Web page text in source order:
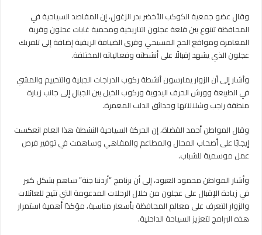
وقال عضو جمعية الكوكب الأخضر بدر الزغول، إن المقاصد السياحية في
المحافظة تتنوع بين قلعة عجلون التاريخية ومحمية غابات عجلون وقرية
المغامرة ومواقع الحج المسيحي وقرى الضيافة الريفية إضافة إلى تلفريك
عجلون الذي يشهد إقبالًا على أنشطته وفعالياته المختلفة.
وأشار إلى أن الزوار يمارسون أنشطة ركوب الدراجات الجبلية والتخييم والمشي
في الطبيعة وورش الحرف اليدوية وركوب الخيل بين الجبال إلى جانب زيارة
منطقة راجب وشلالاتها وحدائق الدلب المعمرة.
وقال المواطن أحمد القضاة، إن الحركة السياحية النشطة هذا العام انعكست
إيجابًا على أصحاب المحال والمطاعم والمقاهي وساهمت في توفير فرص
عمل موسمية للشباب.
وأشار المواطن محمود العبود، إلى أن برنامج “أردننا جنة” ساهم بشكل كبير
في زيادة الإقبال على عجلون من خلال الرحلات المدعومة التي تتيح للعائلات
والزوار التعرف على معالم المحافظة بأسعار مناسبة، مؤكدًا أهمية استمرار
هذه البرامج لتعزيز السياحة الداخلية.